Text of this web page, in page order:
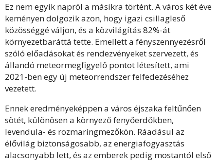
Ez nem egyik napról a másikra történt. A város két éve
keményen dolgozik azon, hogy igazi csillagleső
közösséggé váljon, és a közvilágítás 82%-át
környezetbaráttá tette. Emellett a fényszennyezésről
szóló előadásokat és rendezvényeket szervezett, és
állandó meteormegfigyelő pontot létesített, ami
2021-ben egy új meteorrendszer felfedezéséhez
vezetett.
Ennek eredményeképpen a város éjszaka feltűnően
sötét, különösen a környező fenyőerdőkben,
levendula- és rozmaringmezőkön. Ráadásul az
élővilág biztonságosabb, az energiafogyasztás
alacsonyabb lett, és az emberek pedig mostantól első